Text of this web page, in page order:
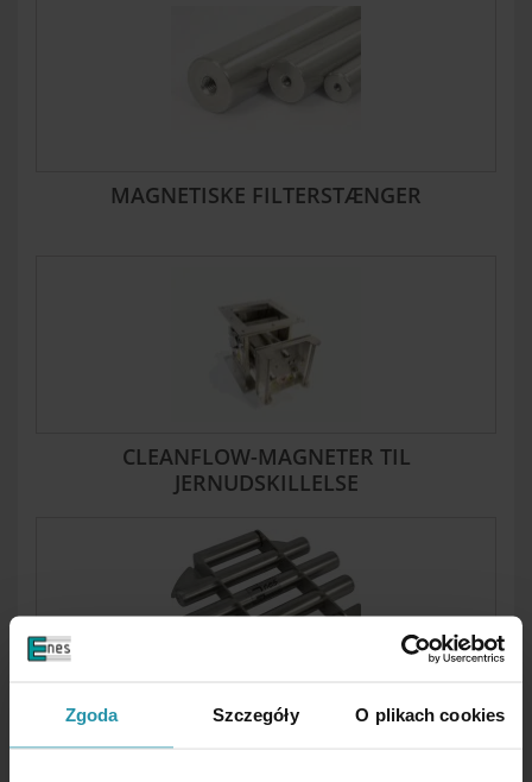
Zgoda Szczegóły O plikach cookies
MAGNETISKE FILTERSTÆNGER
CLEANFLOW-MAGNETER TIL
JERNUDSKILLELSE
TRAGTMAGNETER TIL JERNUDSKILLELSE